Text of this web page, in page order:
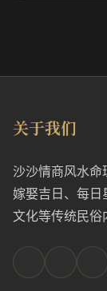
关于我们
沙沙情商风水命
嫁娶吉日、每日
文化等传统民俗